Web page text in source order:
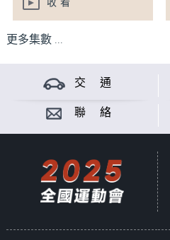
收看
更多集數 ...
交 通
聯 絡